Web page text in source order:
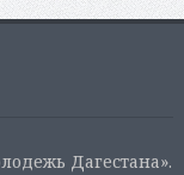
Дагестана».